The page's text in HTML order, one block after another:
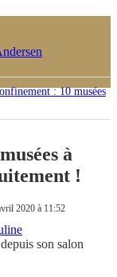
: 10 musées
à
!
2020 à 11:52